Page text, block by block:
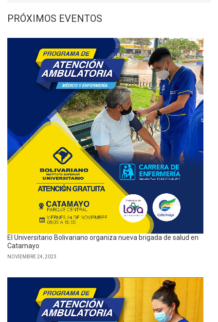
PRÓXIMOS EVENTOS
El Universitario Bolivariano organiza nueva brigada de salud en
Catamayo
NOVIEMBRE 24, 2023